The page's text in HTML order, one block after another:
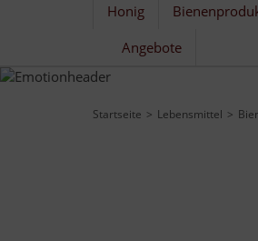
Honig
Angebote
Startseite Lebensmittel